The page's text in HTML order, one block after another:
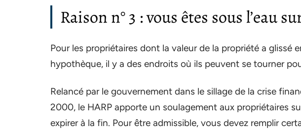
Raison n° 3 : vous êtes sous l’eau
Pour les propriétaires dont la valeur de la propriété a glissé
hypothèque, il y a des endroits où ils peuvent se tourner
Relancé par le gouvernement dans le sillage de la crise
2000, le HARP apporte un soulagement aux propriétaires
expirer à la fin. Pour être admissible, vous devez remplir